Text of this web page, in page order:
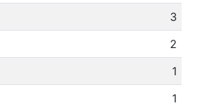
3
2
1
1